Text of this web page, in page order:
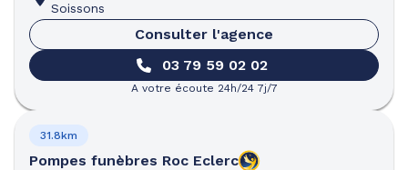
Soissons
Consulter l'agence
03 79 59 02 02
A votre écoute 24h/24 7j/7
Pompes funèbres Roc Eclerc
31.8km